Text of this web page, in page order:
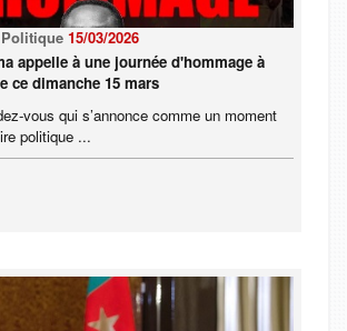
15/03/2026
appelle à une journée d'hommage à
ce dimanche 15 mars
vous qui s’annonce comme un moment
politique ...